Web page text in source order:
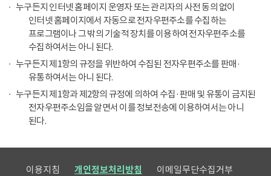
누구든지 인터넷 홈페이지 운영자 또는 관리자의 사전 동의 없이
인터넷 홈페이지에서 자동으로 전자우편주소를 수집하는
프로그램이나 그 밖의 기술적 장치를 이용하여 전자우편주소를
수집하여서는 아니 된다.
누구든지 제1항의 규정을 위반하여 수집된 전자우편주소를 판매·
유통하여서는 아니 된다.
누구든지 제1항과 제2항의 규정에 의하여 수집·판매 및 유통이 금지된
전자우편주소임을 알면서 이를 정보전송에 이용하여서는 아니
된다.
이용지침 개인정보처리방침
이메일무단수집거부